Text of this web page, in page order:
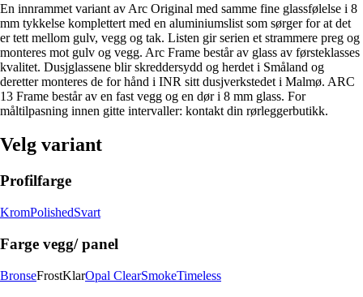
En innrammet variant av Arc Original med samme fine glassfølelse i 8
mm tykkelse komplettert med en aluminiumslist som sørger for at det
er tett mellom gulv, vegg og tak. Listen gir serien et strammere preg og
monteres mot gulv og vegg. Arc Frame består av glass av førsteklasses
kvalitet. Dusjglassene blir skreddersydd og herdet i Småland og
deretter monteres de for hånd i INR sitt dusjverkstedet i Malmø. ARC
13 Frame består av en fast vegg og en dør i 8 mm glass. For
måltilpasning innen gitte intervaller: kontakt din rørleggerbutikk.
Velg variant
Profilfarge
KromPolishedSvart
Farge vegg/ panel
BronseFrostKlarOpal ClearSmokeTimeless